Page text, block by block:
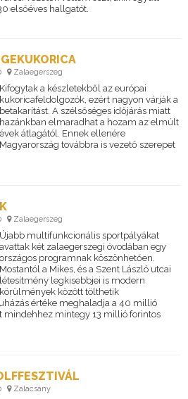
elsőéves hallgatót.
Zalaegerszeg
Kifogytak a készletekből az európai
kukoricafeldolgozók, ezért nagyon várják a
betakarítást. A szélsőséges időjárás miatt
hazánkban elmaradhat a hozam az elmúlt
évek átlagától. Ennek ellenére
Magyarország továbbra is vezető szerepet
Zalaegerszeg
Újabb multifunkcionális sportpályákat
avattak két zalaegerszegi óvodában egy
országos programnak köszönhetően.
Mostantól a Mikes, és a Szent László utcai
létesítmény legkisebbjei is modern
körülmények között tölthetik
értéke meghaladja a 40 millió
mindehhez mintegy 13 millió forintos
Zalacsány